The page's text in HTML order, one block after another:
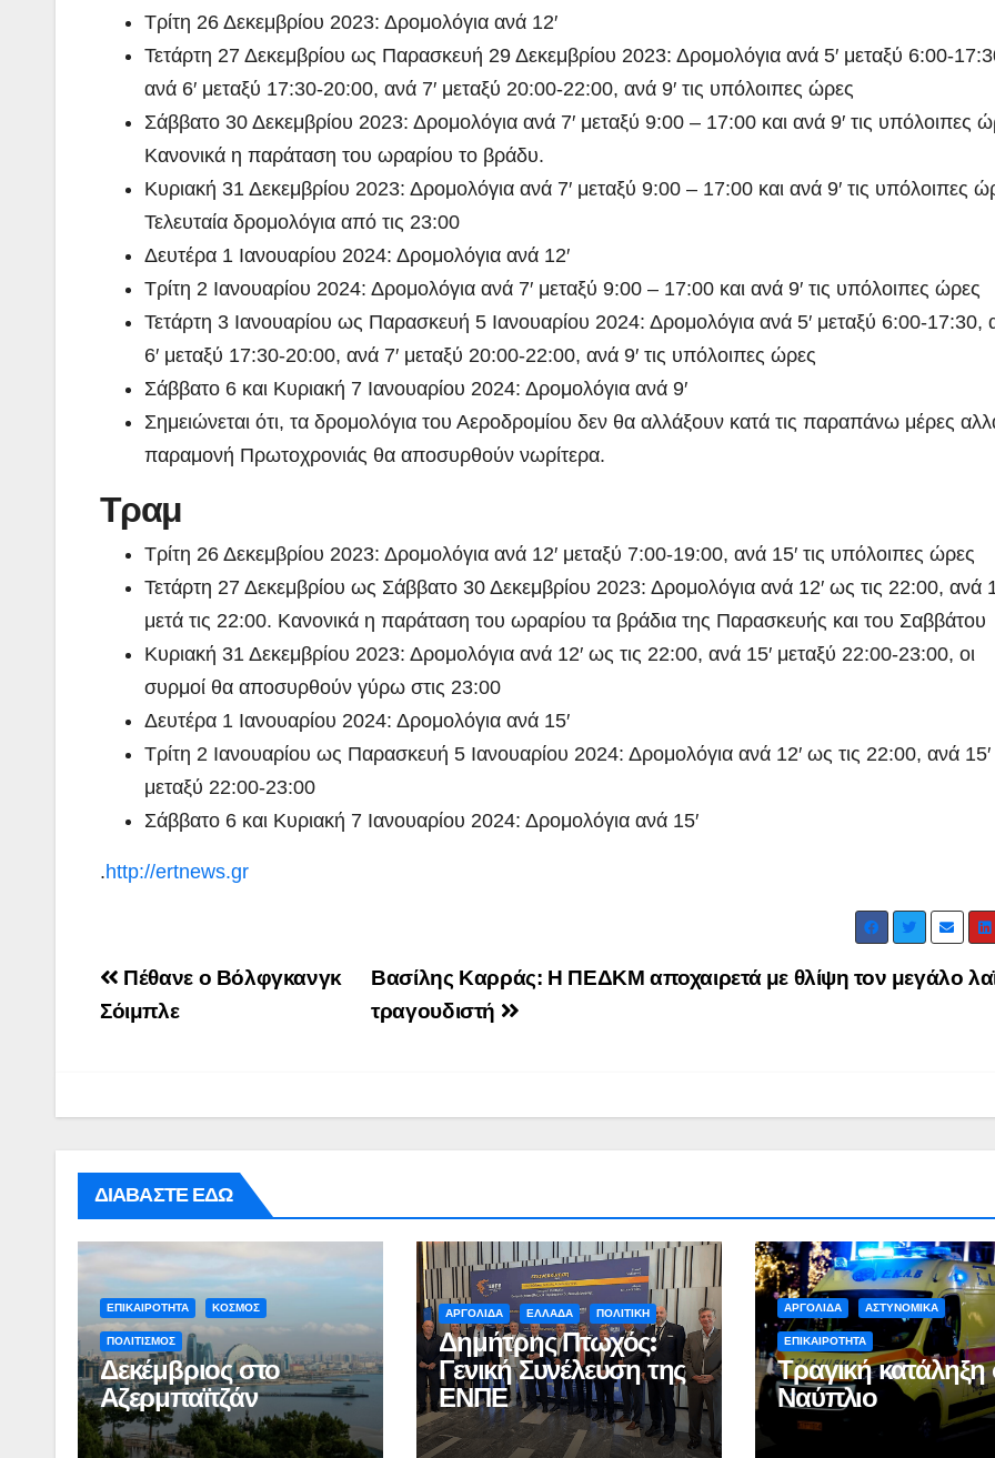
Τρίτη 26 Δεκεμβρίου 2023: Δρομολόγια ανά 12′
Τετάρτη 27 Δεκεμβρίου ως Παρασκευή 29 Δεκεμβρίου 2023: Δρομολόγια ανά 5′ μεταξύ 6:00-
ανά 6′ μεταξύ 17:30-20:00, ανά 7′ μεταξύ 20:00-22:00, ανά 9′ τις υπόλοιπες ώρες
Σάββατο 30 Δεκεμβρίου 2023: Δρομολόγια ανά 7′ μεταξύ 9:00 – 17:00 και ανά 9′ τις υπόλοιπες
Κανονικά η παράταση του ωραρίου το βράδυ.
Κυριακή 31 Δεκεμβρίου 2023: Δρομολόγια ανά 7′ μεταξύ 9:00 – 17:00 και ανά 9′ τις υπόλοιπες
Τελευταία δρομολόγια από τις 23:00
Δευτέρα 1 Ιανουαρίου 2024: Δρομολόγια ανά 12′
Τρίτη 2 Ιανουαρίου 2024: Δρομολόγια ανά 7′ μεταξύ 9:00 – 17:00 και ανά 9′ τις υπόλοιπες ώρες
Τετάρτη 3 Ιανουαρίου ως Παρασκευή 5 Ιανουαρίου 2024: Δρομολόγια ανά 5′ μεταξύ 6:00-17:30,
6′ μεταξύ 17:30-20:00, ανά 7′ μεταξύ 20:00-22:00, ανά 9′ τις υπόλοιπες ώρες
Σάββατο 6 και Κυριακή 7 Ιανουαρίου 2024: Δρομολόγια ανά 9′
Σημειώνεται ότι, τα δρομολόγια του Αεροδρομίου δεν θα αλλάξουν κατά τις παραπάνω μέρες
παραμονή Πρωτοχρονιάς θα αποσυρθούν νωρίτερα.
Τραμ
Τρίτη 26 Δεκεμβρίου 2023: Δρομολόγια ανά 12′ μεταξύ 7:00-19:00, ανά 15′ τις υπόλοιπες ώρες
Τετάρτη 27 Δεκεμβρίου ως Σάββατο 30 Δεκεμβρίου 2023: Δρομολόγια ανά 12′ ως τις 22:00, ανά
μετά τις 22:00. Κανονικά η παράταση του ωραρίου τα βράδια της Παρασκευής και του Σαββάτου
Κυριακή 31 Δεκεμβρίου 2023: Δρομολόγια ανά 12′ ως τις 22:00, ανά 15′ μεταξύ 22:00-23:00, οι
συρμοί θα αποσυρθούν γύρω στις 23:00
Δευτέρα 1 Ιανουαρίου 2024: Δρομολόγια ανά 15′
Τρίτη 2 Ιανουαρίου ως Παρασκευή 5 Ιανουαρίου 2024: Δρομολόγια ανά 12′ ως τις 22:00, ανά 15′
μεταξύ 22:00-23:00
Σάββατο 6 και Κυριακή 7 Ιανουαρίου 2024: Δρομολόγια ανά 15′
.http://ertnews.gr
Post
navigation
Βασίλης Καρράς: Η ΠΕΔΚΜ αποχαιρετά με θλίψη τον μεγάλο
τραγουδιστή
Πέθανε ο Βόλφγκανγκ
Σόιμπλε
ΔΙΑΒΑΣΤΕ ΕΔΩ
ΕΠΙΚΑΙΡΟΤΗΤΑ ΚΟΣΜΟΣ
ΠΟΛΙΤΙΣΜΟΣ
Δεκέμβριος στο
Αζερμπαϊτζάν
ΑΡΓΟΛΙΔΑ ΕΛΛΑΔΑ ΠΟΛΙΤΙΚΗ
Δημήτρης Πτωχός:
Γενική Συνέλευση της
ΕΝΠΕ
ΑΡΓΟΛΙΔΑ ΑΣΤΥΝΟΜΙΚΑ
ΕΠΙΚΑΙΡΟΤΗΤΑ
Τραγική κατάληξη
Ναύπλιο